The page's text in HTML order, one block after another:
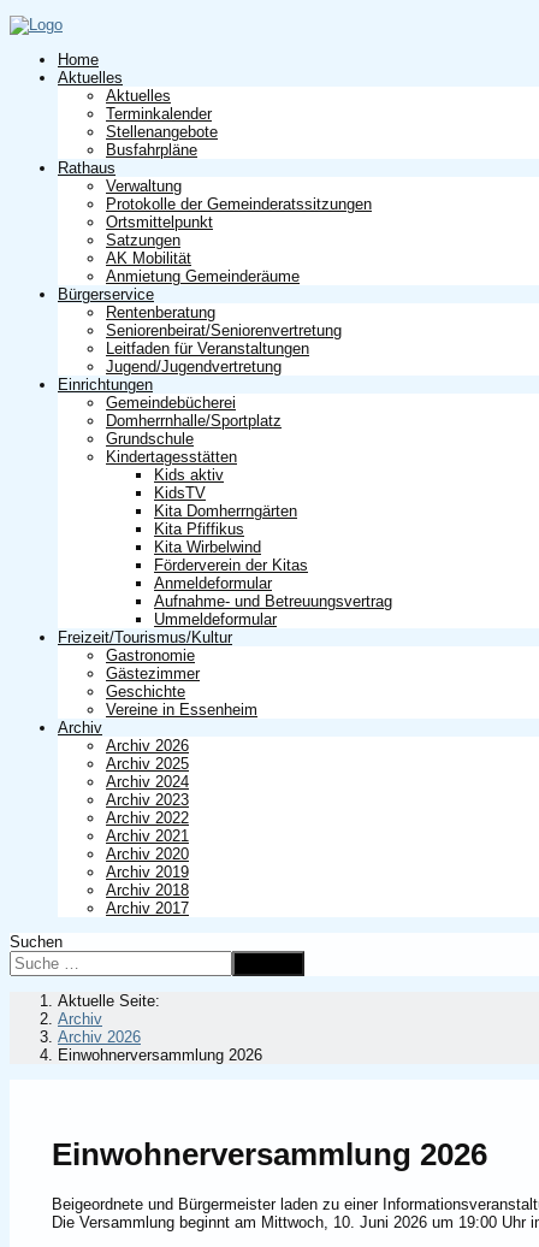
Home
Aktuelles
Aktuelles
Terminkalender
Stellenangebote
Busfahrpläne
Rathaus
Verwaltung
Protokolle der Gemeinderatssitzungen
Ortsmittelpunkt
Satzungen
AK Mobilität
Anmietung Gemeinderäume
Bürgerservice
Rentenberatung
Seniorenbeirat/Seniorenvertretung
Leitfaden für Veranstaltungen
Jugend/Jugendvertretung
Einrichtungen
Gemeindebücherei
Domherrnhalle/Sportplatz
Grundschule
Kindertagesstätten
Kids aktiv
KidsTV
Kita Domherrngärten
Kita Pfiffikus
Kita Wirbelwind
Förderverein der Kitas
Anmeldeformular
Aufnahme- und Betreuungsvertrag
Ummeldeformular
Freizeit/Tourismus/Kultur
Gastronomie
Gästezimmer
Geschichte
Vereine in Essenheim
Archiv
Archiv 2026
Archiv 2025
Archiv 2024
Archiv 2023
Archiv 2022
Archiv 2021
Archiv 2020
Archiv 2019
Archiv 2018
Archiv 2017
Suchen
Aktuelle Seite:
Archiv
Archiv 2026
Einwohnerversammlung 2026
Einwohnerversammlung 2026
Beigeordnete und Bürgermeister laden zu einer
Die Versammlung beginnt am Mittwoch, 10. Juni 2026 um 19:00 Uhr